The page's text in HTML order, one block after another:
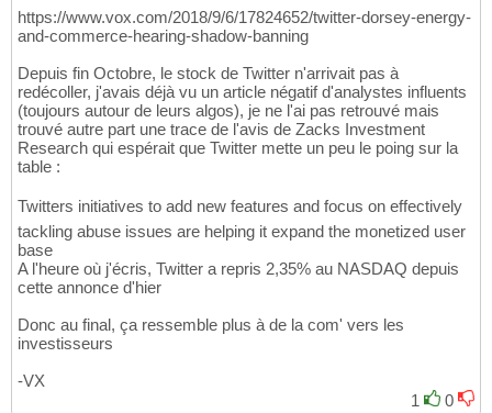
https://www.vox.com/2018/9/6/17824652/twitter-dorsey-energy-
and-commerce-hearing-shadow-banning
Depuis fin Octobre, le stock de Twitter n'arrivait pas à
redécoller, j'avais déjà vu un article négatif d'analystes influents
(toujours autour de leurs algos), je ne l'ai pas retrouvé mais
trouvé autre part une trace de l'avis de Zacks Investment
Research qui espérait que Twitter mette un peu le poing sur la
table :
Twitters initiatives to add new features and focus on effectively
tackling abuse issues are helping it expand the monetized user
base
A l'heure où j'écris, Twitter a repris 2,35% au NASDAQ depuis
cette annonce d'hier
Donc au final, ça ressemble plus à de la com' vers les
investisseurs
-VX
1
0